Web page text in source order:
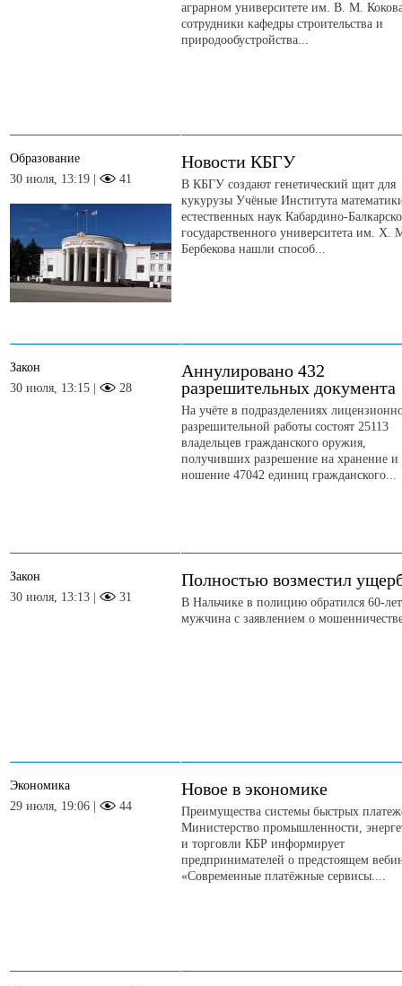
аграрном университете им. В. М.
сотрудники кафедры строительства и
природообустройства...
Образование
30 июля, 13:19 |
41
Новости КБГУ
В КБГУ создают генетический щит для
кукурузы Учёные Института
естественных наук Кабардино-
государственного университета им. Х.
Бербекова нашли способ...
Закон
30 июля, 13:15 |
28
Аннулировано 432
разрешительных документа
На учёте в подразделениях
разрешительной работы состоят 25113
владельцев гражданского оружия,
получивших разрешение на хранение и
ношение 47042 единиц гражданского...
Закон
30 июля, 13:13 |
31
Полностью возместил
В Нальчике в полицию обратился 60-
мужчина с заявлением о
Экономика
29 июля, 19:06 |
44
Новое в экономике
Преимущества системы быстрых
Министерство промышленности,
и торговли КБР информирует
предпринимателей о предстоящем
«Современные платёжные сервисы....